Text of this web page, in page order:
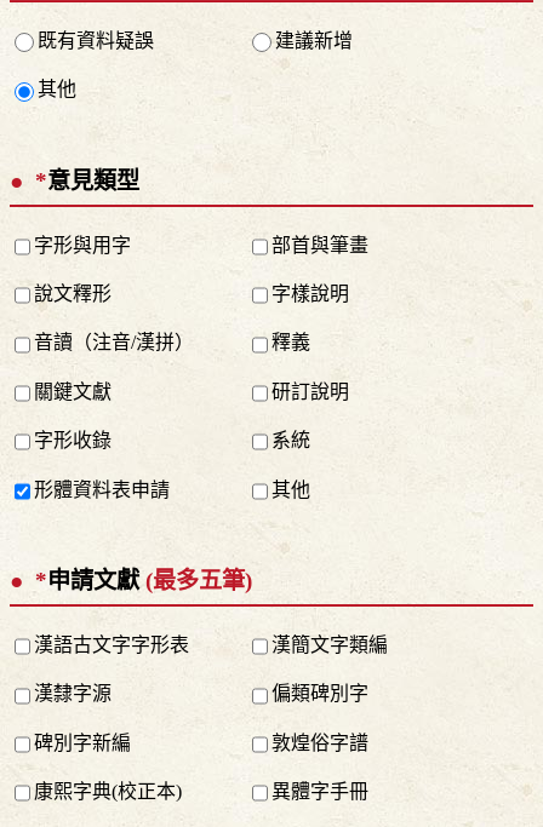
既有資料疑誤 建議新增
其他
*意見類型
字形與用字 部首與筆畫
說文釋形 字樣說明
音讀（注音/漢拼） 釋義
關鍵文獻 研訂說明
字形收錄 系統
形體資料表申請 其他
*申請文獻(最多五筆)
漢語古文字字形表 漢簡文字類編
漢隸字源 偏類碑別字
碑別字新編 敦煌俗字譜
康熙字典(校正本) 異體字手冊